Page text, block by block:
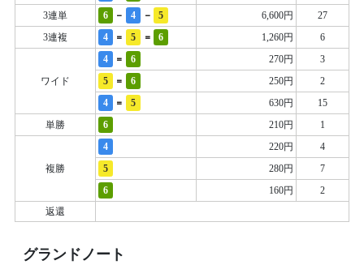
3連単
6 - 4 - 5 6,600円
27
3連複
4 = 5 = 6 1,260円 6
ワイド
4 = 6 270円
3
5
= 6 250円
2
4
= 5 630円
15
単勝
6 210円 1
複勝
4 220円
4
5
280円
7
6
160円
2
返還
グランドノート